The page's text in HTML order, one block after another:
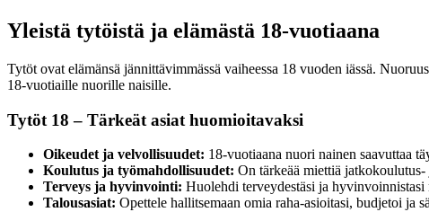
Yleistä tytöistä ja elämästä 18-vuotiaana
Tytöt ovat elämänsä jännittävimmässä vaiheessa 18 vuoden iässä.
18-vuotiaille nuorille naisille.
Tytöt 18 – Tärkeät asiat huomioitavaksi
Oikeudet ja velvollisuudet: 18-vuotiaana nuori nainen saavuttaa
Koulutus ja työmahdollisuudet: On tärkeää miettiä
Terveys ja hyvinvointi: Huolehdi terveydestäsi ja
Talousasiat: Opettele hallitsemaan omia raha-asioitasi, budjetoi ja